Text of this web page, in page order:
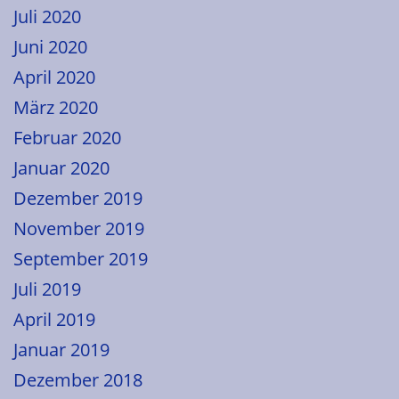
Juli 2020
Juni 2020
April 2020
März 2020
Februar 2020
Januar 2020
Dezember 2019
November 2019
September 2019
Juli 2019
April 2019
Januar 2019
Dezember 2018